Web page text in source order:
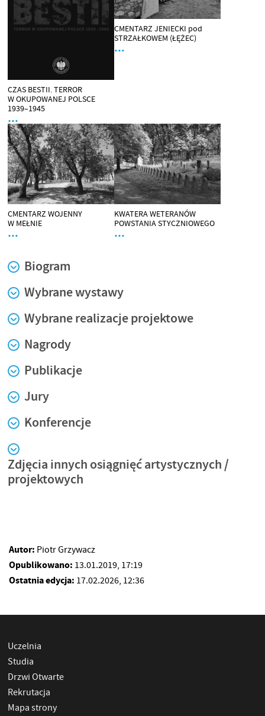
CZAS BESTII. TERROR
W OKUPOWANEJ POLSCE
1939–1945
…
CMENTARZ JENIECKI pod
STRZAŁKOWEM (ŁĘŻEC)
…
CMENTARZ WOJENNY
W MEŁNIE
…
KWATERA WETERANÓW
POWSTANIA STYCZNIOWEGO
…
Biogram
Wybrane wystawy
Wybrane realizacje projektowe
Nagrody
Publikacje
Jury
Konferencje
Zdjęcia innych osiągnięć artystycznych /
projektowych
Autor: Piotr Grzywacz
Opublikowano: 13.01.2019, 17:19
Ostatnia edycja: 17.02.2026, 12:36
Uczelnia
Studia
Drzwi Otwarte
Rekrutacja
Mapa strony